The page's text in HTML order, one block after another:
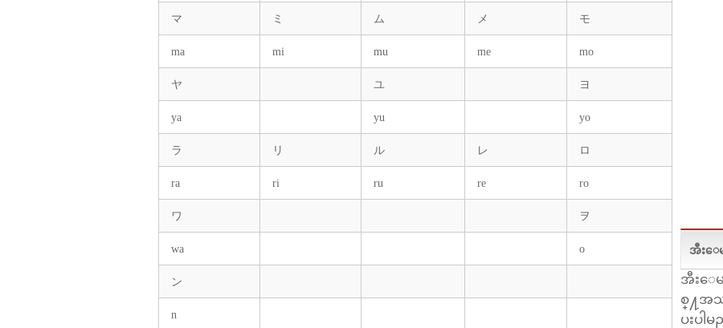
マ ミ ム メ モ
ma mi mu me mo
ヤ ユ ヨ
ya yu yo
ラ リ ル レ ロ
ra ri ru re ro
ワ ヲ
wa o
ン
n
အီးေမ
အီးေမ
စ္႔အ
ပးပါ